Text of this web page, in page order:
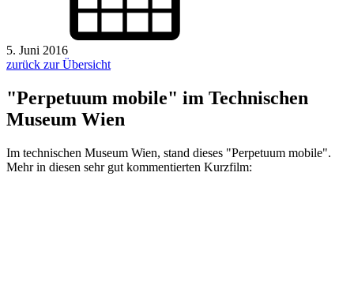
5. Juni 2016
zurück zur Übersicht
"Perpetuum mobile" im Technischen
Museum Wien
Im technischen Museum Wien, stand dieses "Perpetuum mobile".
Mehr in diesen sehr gut kommentierten Kurzfilm: